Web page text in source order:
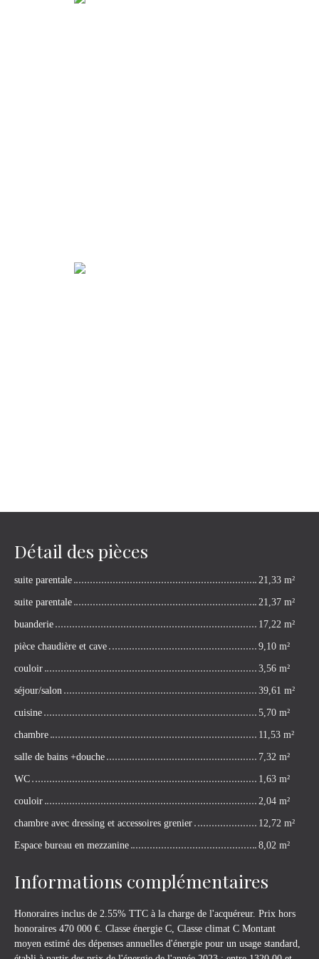
Détail des pièces
suite parentale
21,33 m²
suite parentale
21,37 m²
buanderie
17,22 m²
pièce chaudière et cave
9,10 m²
couloir
3,56 m²
séjour/salon
39,61 m²
cuisine
5,70 m²
chambre
11,53 m²
salle de bains +douche
7,32 m²
WC
1,63 m²
couloir
2,04 m²
chambre avec dressing et accessoires grenier
12,72 m²
Espace bureau en mezzanine
8,02 m²
Informations complémentaires
Honoraires inclus de 2.55% TTC à la charge de l'acquéreur. Prix hors
honoraires 470 000 €. Classe énergie C, Classe climat C Montant
moyen estimé des dépenses annuelles d'énergie pour un usage standard,